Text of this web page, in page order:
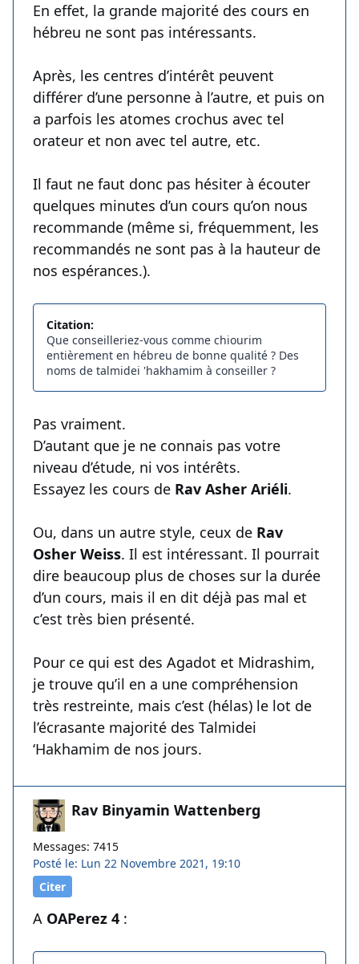
En effet, la grande majorité des cours en
hébreu ne sont pas intéressants.
Après, les centres d’intérêt peuvent
différer d’une personne à l’autre, et puis on
a parfois les atomes crochus avec tel
orateur et non avec tel autre, etc.
Il faut ne faut donc pas hésiter à écouter
quelques minutes d’un cours qu’on nous
recommande (même si, fréquemment, les
recommandés ne sont pas à la hauteur de
nos espérances.).
Citation:
Que conseilleriez-vous comme chiourim
entièrement en hébreu de bonne qualité ? Des
noms de talmidei 'hakhamim à conseiller ?
Pas vraiment.
D’autant que je ne connais pas votre
niveau d’étude, ni vos intérêts.
Essayez les cours de Rav Asher Ariéli.
Ou, dans un autre style, ceux de Rav
Osher Weiss. Il est intéressant. Il pourrait
dire beaucoup plus de choses sur la durée
d’un cours, mais il en dit déjà pas mal et
c’est très bien présenté.
Pour ce qui est des Agadot et Midrashim,
je trouve qu’il en a une compréhension
très restreinte, mais c’est (hélas) le lot de
l’écrasante majorité des Talmidei
‘Hakhamim de nos jours.
Rav Binyamin Wattenberg
Messages: 7415
Posté le: Lun 22 Novembre 2021, 19:10
Citer
A OAPerez 4 :